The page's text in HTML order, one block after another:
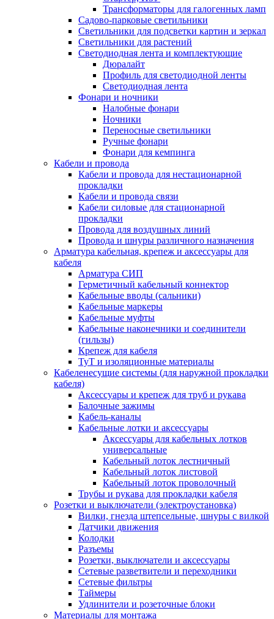
Трансформаторы для галогенных ламп
Садово-парковые светильники
Светильники для подсветки картин и зеркал
Светильники для растений
Светодиодная лента и комплектующие
Дюралайт
Профиль для светодиодной ленты
Светодиодная лента
Фонари и ночники
Налобные фонари
Ночники
Переносные светильники
Ручные фонари
Фонари для кемпинга
Кабели и провода
Кабели и провода для нестационарной
прокладки
Кабели и провода связи
Кабели силовые для стационарной
прокладки
Провода для воздушных линий
Провода и шнуры различного назначения
Арматура кабельная, крепеж и аксессуары для
кабеля
Арматура СИП
Герметичный кабельный коннектор
Кабельные вводы (сальники)
Кабельные маркеры
Кабельные муфты
Кабельные наконечники и соединители
(гильзы)
Крепеж для кабеля
ТуТ и изоляционные материалы
Кабеленесущие системы (для наружной прокладки
кабеля)
Аксессуары и крепеж для труб и рукава
Балочные зажимы
Кабель-каналы
Кабельные лотки и аксессуары
Аксессуары для кабельных лотков
универсальные
Кабельный лоток лестничный
Кабельный лоток листовой
Кабельный лоток проволочный
Трубы и рукава для прокладки кабеля
Розетки и выключатели (электроустановка)
Вилки, гнезда штепсельные, шнуры с вилкой
Датчики движения
Колодки
Разъемы
Розетки, выключатели и аксессуары
Сетевые разветвители и переходники
Сетевые фильтры
Таймеры
Удлинители и розеточные блоки
Материалы для монтажа